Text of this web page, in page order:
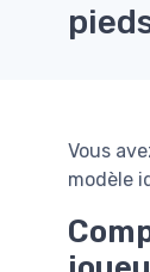
Vous
modèle